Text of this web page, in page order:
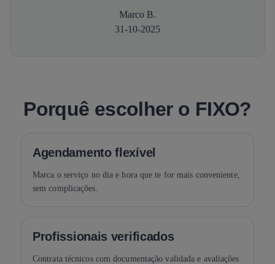
Marco B.
31-10-2025
Porquê escolher o FIXO?
Agendamento flexível
Marca o serviço no dia e hora que te for mais conveniente,
sem complicações.
Profissionais verificados
Contrata técnicos com documentação validada e avaliações